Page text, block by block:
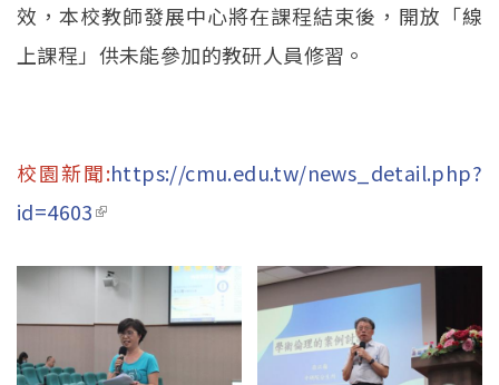
效，本校教師發展中心將在課程結束後，開放「線
上課程」供未能參加的教研人員修習。
校園新聞:https://cmu.edu.tw/news_detail.php?
id=4603(link is external)